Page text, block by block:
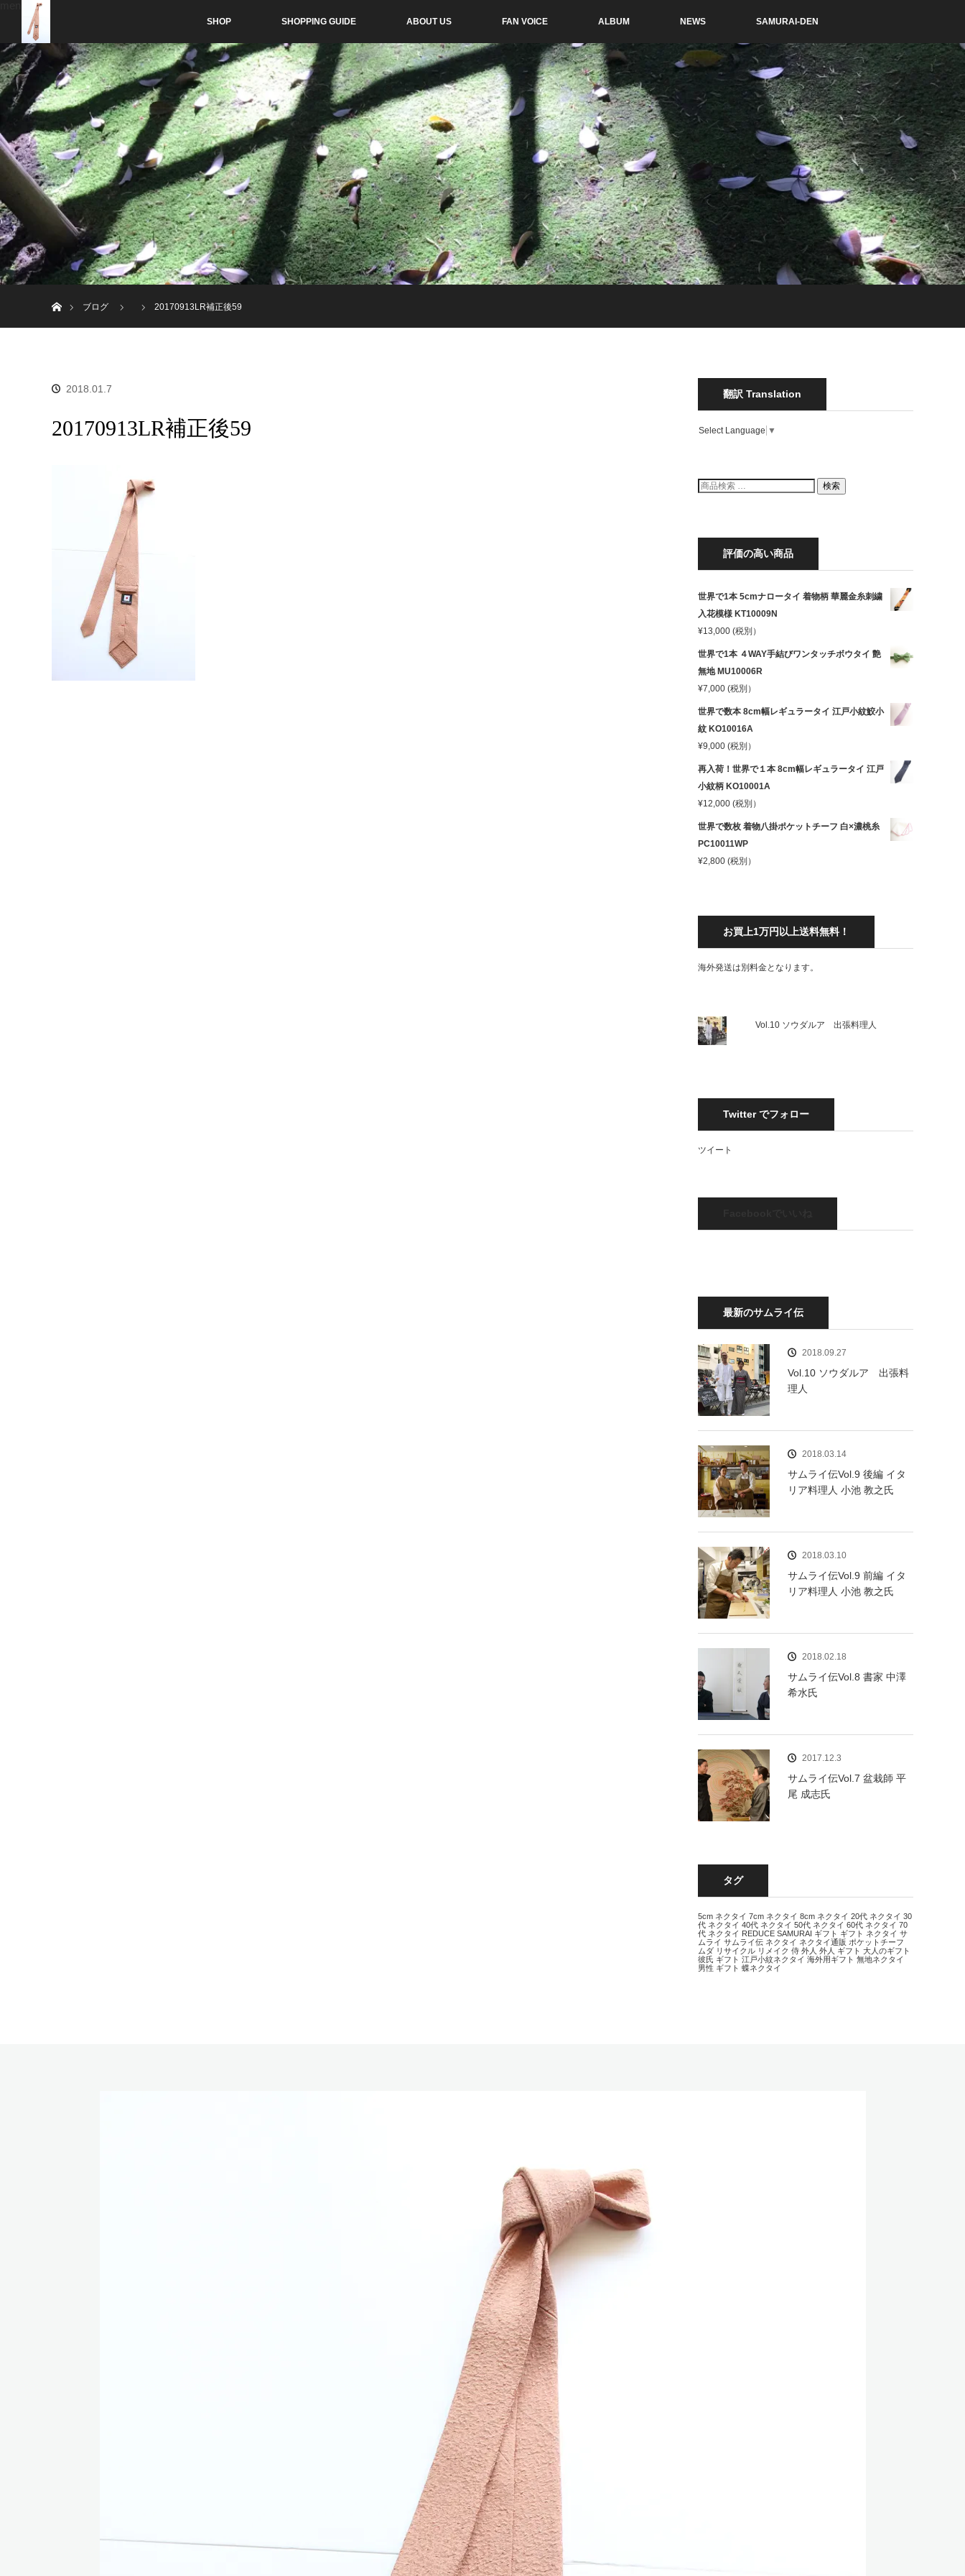
SHOP SHOPPING GUIDE ABOUT US FAN VOICE ALBUM NEWS SAMURAI-DEN
ブログ
20170913LR補正後59
2018.01.7
20170913LR補正後59
翻訳 Translation
Select Language ▼
検
索
検索
評価の高い商品
世界で1本 5cmナロータイ 着物柄 華麗金糸刺繍
入花模様 KT10009N
¥13,000 (税別）
世界で1本 ４WAY手結びワンタッチボウタイ 艶
無地 MU10006R
¥7,000 (税別）
世界で数本 8cm幅レギュラータイ 江戸小紋鮫小
紋 KO10016A
¥9,000 (税別）
再入荷！世界で１本 8cm幅レギュラータイ 江戸
小紋柄 KO10001A
¥12,000 (税別）
世界で数枚 着物八掛ポケットチーフ 白×濃桃糸
PC10011WP
¥2,800 (税別）
お買上1万円以上送料無料！
海外発送は別料金となります。
Vol.10 ソウダルア 出張料理人
Twitter でフォロー
ツイート
最新のサムライ伝
2018.09.27
Vol.10 ソウダルア 出張料
理人
2018.03.14
サムライ伝Vol.9 後編 イタ
リア料理人 小池 教之氏
2018.03.10
サムライ伝Vol.9 前編 イタ
リア料理人 小池 教之氏
2018.02.18
サムライ伝Vol.8 書家 中澤
希水氏
2017.12.3
サムライ伝Vol.7 盆栽師 平
尾 成志氏
タグ
5cm ネクタイ 7cm ネクタイ 8cm ネクタイ 20代 ネクタイ 30
代 ネクタイ 40代 ネクタイ 50代 ネクタイ 60代 ネクタイ 70
代 ネクタイ REDUCE SAMURAI ギフト ギフト ネクタイ サ
ムライ サムライ伝 ネクタイ ネクタイ通販 ポケットチーフ
ムダ リサイクル リメイク 侍 外人 外人 ギフト 大人のギフト
彼氏 ギフト 江戸小紋ネクタイ 海外用ギフト 無地ネクタイ
男性 ギフト 蝶ネクタイ